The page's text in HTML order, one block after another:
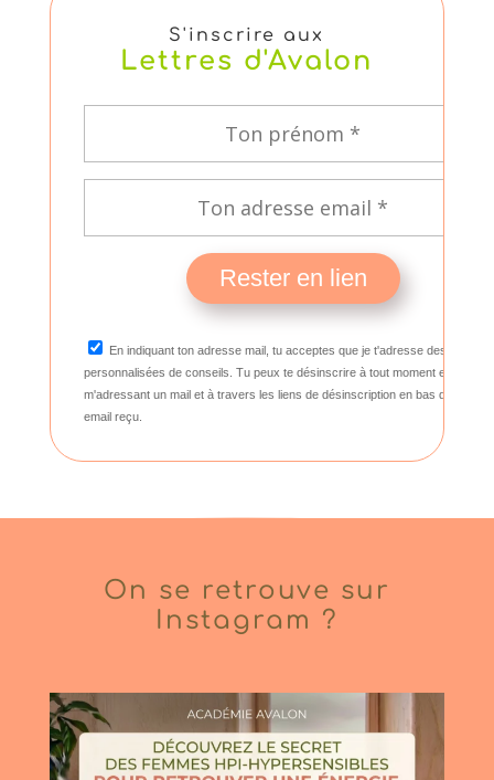
S'inscrire aux
Lettres d'Avalon
Rester en lien
En indiquant ton adresse mail, tu acceptes que je t'adresse des offres
personnalisées de conseils. Tu peux te désinscrire à tout moment en
m'adressant un mail et à travers les liens de désinscription en bas de chaque
email reçu.
On se retrouve sur
Instagram ?